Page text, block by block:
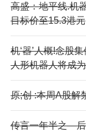
高盛：地平线.机
目标价至15.3港元
机‘器’人概!念股
人形机器人将成
原;创 :本周A股解
传言一年半之—